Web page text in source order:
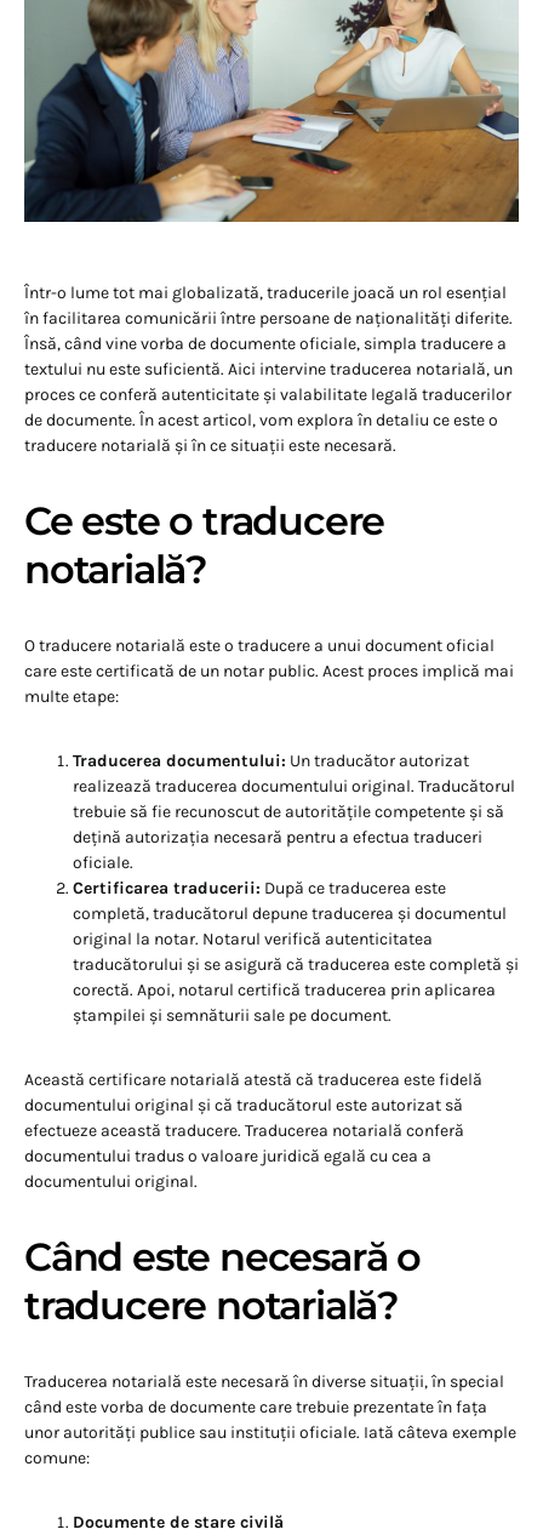
Într-o lume tot mai globalizată, traducerile joacă un rol esențial
în facilitarea comunicării între persoane de naționalități diferite.
Însă, când vine vorba de documente oficiale, simpla traducere a
textului nu este suficientă. Aici intervine traducerea notarială, un
proces ce conferă autenticitate și valabilitate legală traducerilor
de documente. În acest articol, vom explora în detaliu ce este o
traducere notarială și în ce situații este necesară.
Ce este o traducere
notarială?
O traducere notarială este o traducere a unui document oficial
care este certificată de un notar public. Acest proces implică mai
multe etape:
Traducerea documentului: Un traducător autorizat
realizează traducerea documentului original. Traducătorul
trebuie să fie recunoscut de autoritățile competente și să
dețină autorizația necesară pentru a efectua traduceri
oficiale.
Certificarea traducerii: După ce traducerea este
completă, traducătorul depune traducerea și documentul
original la notar. Notarul verifică autenticitatea
traducătorului și se asigură că traducerea este completă și
corectă. Apoi, notarul certifică traducerea prin aplicarea
ștampilei și semnăturii sale pe document.
Această certificare notarială atestă că traducerea este fidelă
documentului original și că traducătorul este autorizat să
efectueze această traducere. Traducerea notarială conferă
documentului tradus o valoare juridică egală cu cea a
documentului original.
Când este necesară o
traducere notarială?
Traducerea notarială este necesară în diverse situații, în special
când este vorba de documente care trebuie prezentate în fața
unor autorități publice sau instituții oficiale. Iată câteva exemple
comune:
Documente de stare civilă